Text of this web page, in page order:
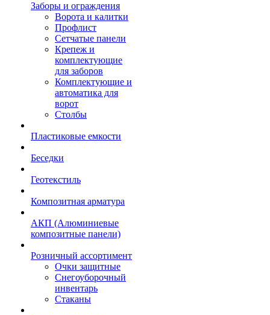
Заборы и ограждения
Ворота и калитки
Профлист
Сетчатые панели
Крепеж и
комплектующие
для заборов
Комплектующие и
автоматика для
ворот
Столбы
Пластиковые емкости
Беседки
Геотекстиль
Композитная арматура
АКП (Алюминиевые
композитные панели)
Розничный ассортимент
Очки защитные
Снегоуборочный
инвентарь
Стаканы